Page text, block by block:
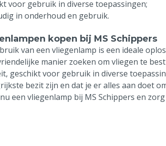
voor gebruik in diverse toepassingen;
in onderhoud en gebruik.
kopen bij MS Schippers
van een vliegenlamp is een ideale
manier zoeken om vliegen te
geschikt voor gebruik in diverse
bezit zijn en dat je er alles aan doet
een vliegenlamp bij MS Schippers en